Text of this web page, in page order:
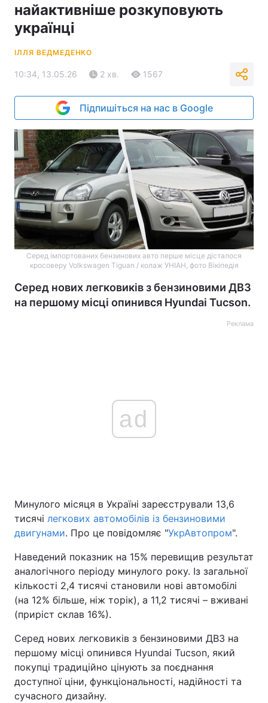
найактивніше розкуповують
українці
ІЛЛЯ ВЕДМЕДЕНКО
10:34, 13.05.26 2 хв. 1567
Підпишіться на нас в Google
Серед імпортованих бензинових авто перше місце дісталося
кросоверу Volkswagen Tiguan / колаж УНІАН, фото Вікіпедія
Серед нових легковиків з бензиновими ДВЗ
на першому місці опинився Hyundai Tucson.
Реклама
ad
Минулого місяця в Україні зареєстрували 13,6
тисячі легкових автомобілів із бензиновими
двигунами. Про це повідомляє "УкрАвтопром".
Наведений показник на 15% перевищив результат
аналогічного періоду минулого року. Із загальної
кількості 2,4 тисячі становили нові автомобілі
(на 12% більше, ніж торік), а 11,2 тисячі – вживані
(приріст склав 16%).
Серед нових легковиків з бензиновими ДВЗ на
першому місці опинився Hyundai Tucson, який
покупці традиційно цінують за поєднання
доступної ціни, функціональності, надійності та
сучасного дизайну.